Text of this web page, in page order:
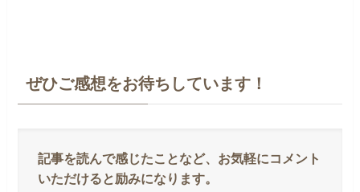
ぜひご感想をお待ちしています！